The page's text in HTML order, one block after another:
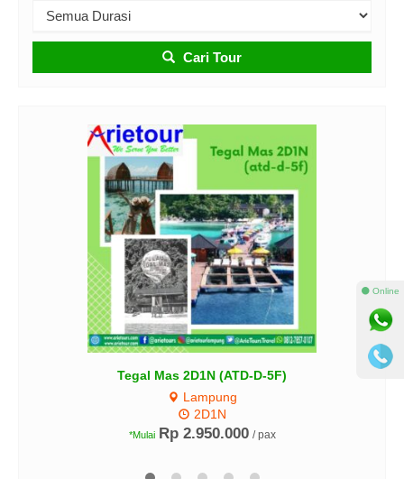
Cari Tour
Tegal Mas 2D1N (ATD-D-5F)
Lampung
2D1N
*Mulai Rp 2.950.000 / pax
⚫ Online